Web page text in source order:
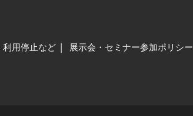
用停止など 展示会・セミナー参加ポリシー